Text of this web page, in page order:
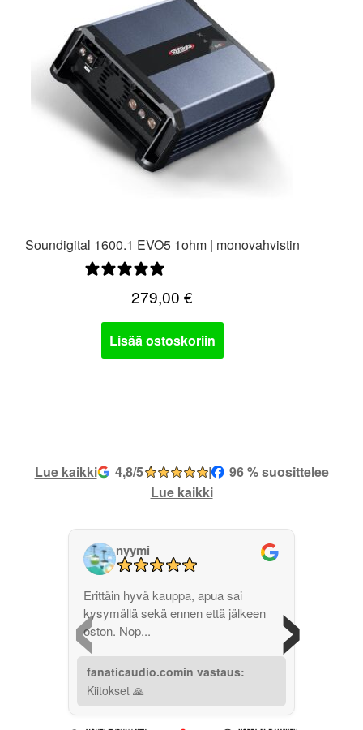
Soundigital 1600.1 EVO5 1ohm | monovahvistin
279,00€
Lisää ostoskoriin
Lue kaikki 4,8/5 |
96 % suosittelee
Lue kaikki
‹
nyymi
Erittäin hyvä kauppa, apua sai
kysymällä sekä ennen että jälkeen
oston. Nop...
fanaticaudio.comin vastaus:
Kiitokset 🙏
›